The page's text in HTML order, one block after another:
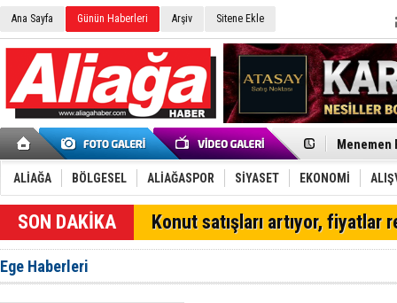
Ana Sayfa Günün Haberleri Arşiv Sitene Ekle
Onat
Aliağa'da
Furkan
Chp
AK Parti
SOCAR
Trafiği
Aliağa'daki
ALİAĞA BÖLGESEL ALİAĞASPOR SİYASET EKONOMİ
Konut satışları artıyor, fiyatlar
Ege Haberleri